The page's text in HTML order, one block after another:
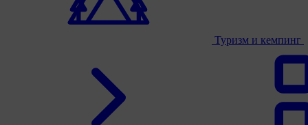
Туризм и кемпинг